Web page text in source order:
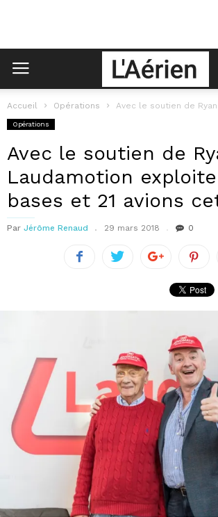
Accueil Opérations Avec le soutien de Ryanair, Laudamotion
Opérations
Avec le soutien de
Laudamotion
bases et 21 avions
Par Jérôme Renaud 29 mars 2018 0